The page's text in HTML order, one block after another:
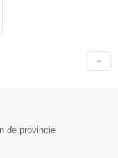
de provincie